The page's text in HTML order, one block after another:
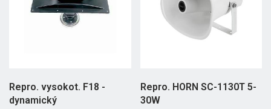
Repro. vysokot. F18 -
dynamický
Repro. HORN SC-1130T 5-
30W